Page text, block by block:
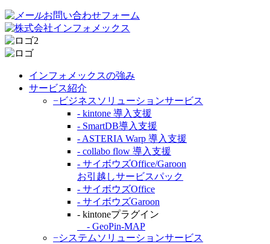
お問い合わせフォーム
インフォメックスの強み
サービス紹介
−ビジネスソリューションサービス
- kintone 導入支援
- SmartDB導入支援
- ASTERIA Warp 導入支援
- collabo flow 導入支援
- サイボウズOffice/Garoon
お引越しサービスパック
- サイボウズOffice
- サイボウズGaroon
- kintoneプラグイン
- GeoPin-MAP
−システムソリューションサービス